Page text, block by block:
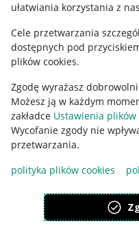
ułatwiania korzystania z
Cele przetwarzania
dostępnych pod
plików cookies.
Zgodę wyrażasz
Możesz ją w każdym
zakładce Ustawienia plików
Wycofanie zgody nie
przetwarzania.
polityka plików cookies
Ustawienia plików
Udostępnianie lokalizacji
Informacje dla Aktu o
Pobierz aplikację